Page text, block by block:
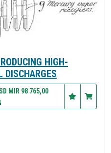
HIGH-
DISCHARGES
765,00